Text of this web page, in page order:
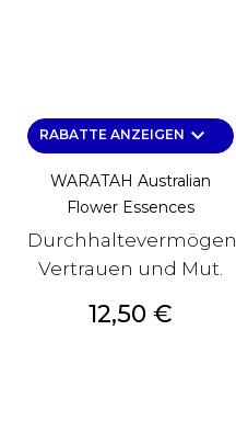
RABATTE ANZEIGEN keyboard_arrow_down
WARATAH Australian
Flower Essences
Durchhaltevermögen,
Vertrauen und Mut.
Preis
12,50 €